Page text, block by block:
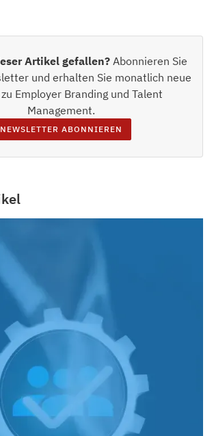
Artikel gefallen? Abonnieren Sie
und erhalten Sie monatlich neue
Employer Branding und Talent
Management.
NEWSLETTER ABONNIEREN